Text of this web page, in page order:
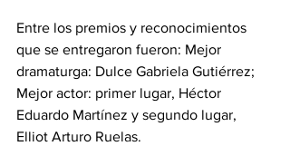
Entre los premios y reconocimientos
que se entregaron fueron: Mejor
dramaturga: Dulce Gabriela Gutiérrez;
Mejor actor: primer lugar, Héctor
Eduardo Martínez y segundo lugar,
Elliot Arturo Ruelas.